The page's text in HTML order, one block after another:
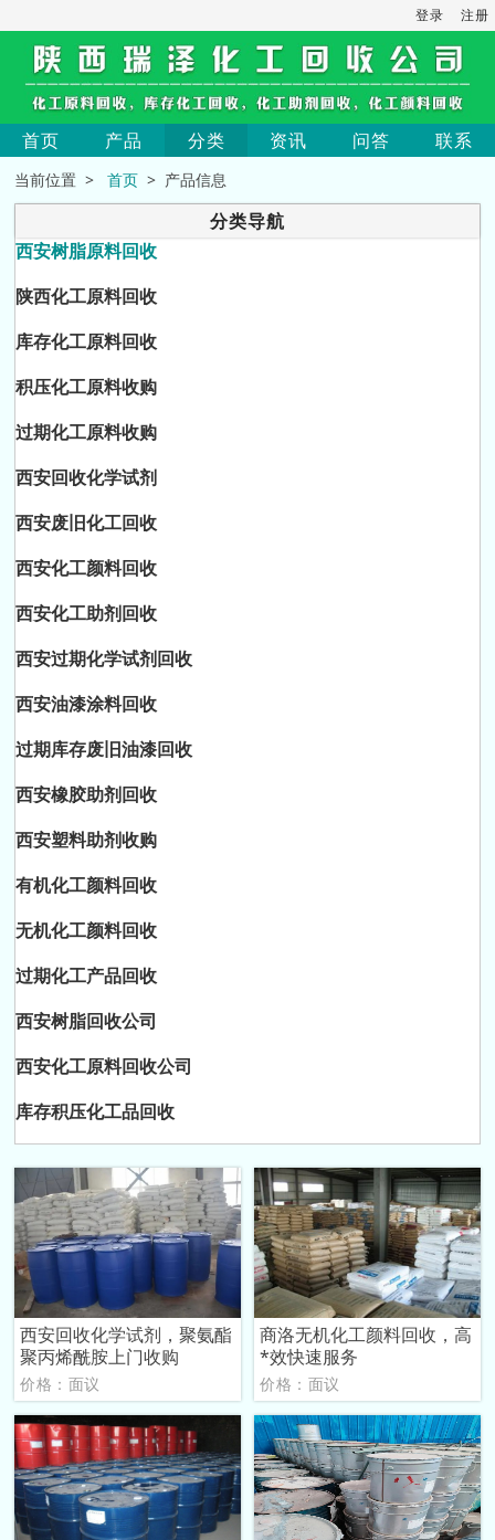
登录 注册
首页 产品 分类 资讯 问答 联系
当前位置 >首页 > 产品信息
分类导航
西安树脂原料回收
陕西化工原料回收
库存化工原料回收
积压化工原料收购
过期化工原料收购
西安回收化学试剂
西安废旧化工回收
西安化工颜料回收
西安化工助剂回收
西安过期化学试剂回收
西安油漆涂料回收
过期库存废旧油漆回收
西安橡胶助剂回收
西安塑料助剂收购
有机化工颜料回收
无机化工颜料回收
过期化工产品回收
西安树脂回收公司
西安化工原料回收公司
库存积压化工品回收
西安回收化学试剂，聚氨酯
聚丙烯酰胺上门收购
价格：面议
商洛无机化工颜料回收，高
*效快速服务
价格：面议